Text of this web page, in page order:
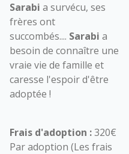
Sarabi a survécu, ses
frères ont
succombés.... Sarabi a
besoin de connaître une
vraie vie de famille et
caresse l'espoir d'être
adoptée !
Frais d'adoption :320€
Par adoption (Les frais